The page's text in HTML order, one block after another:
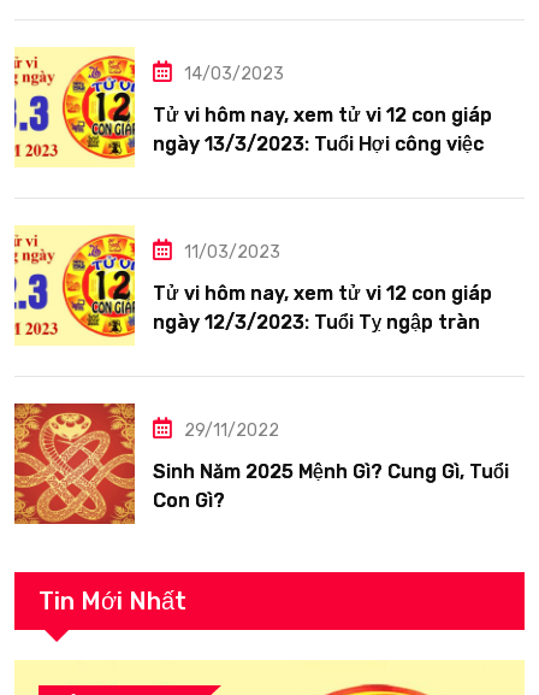
14/03/2023
Tử vi hôm nay, xem tử vi 12 con giáp
ngày 13/3/2023: Tuổi Hợi công việc
11/03/2023
Tử vi hôm nay, xem tử vi 12 con giáp
ngày 12/3/2023: Tuổi Tỵ ngập tràn
29/11/2022
Sinh Năm 2025 Mệnh Gì? Cung Gì, Tuổi
Con Gì?
Tin Mới Nhất